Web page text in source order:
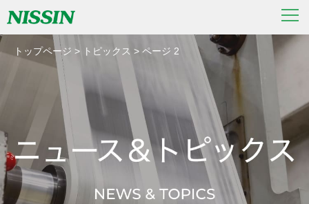
トップページ > トピックス > ページ 2